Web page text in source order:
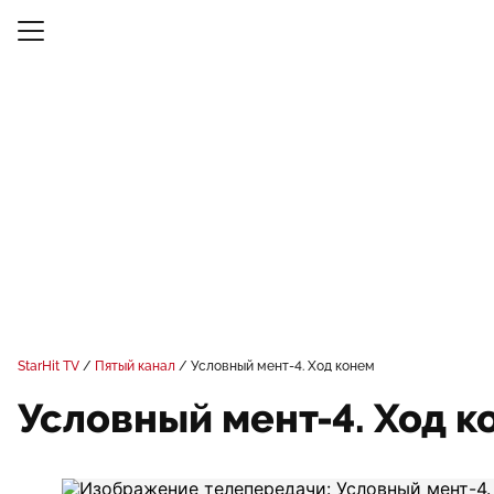
StarHit TV Пятый канал Условный мент-4. Ход конем
Условный мент-4. Ход